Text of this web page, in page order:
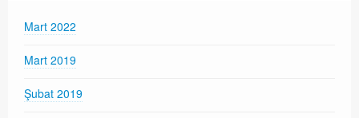
Mart 2022
Mart 2019
Şubat 2019